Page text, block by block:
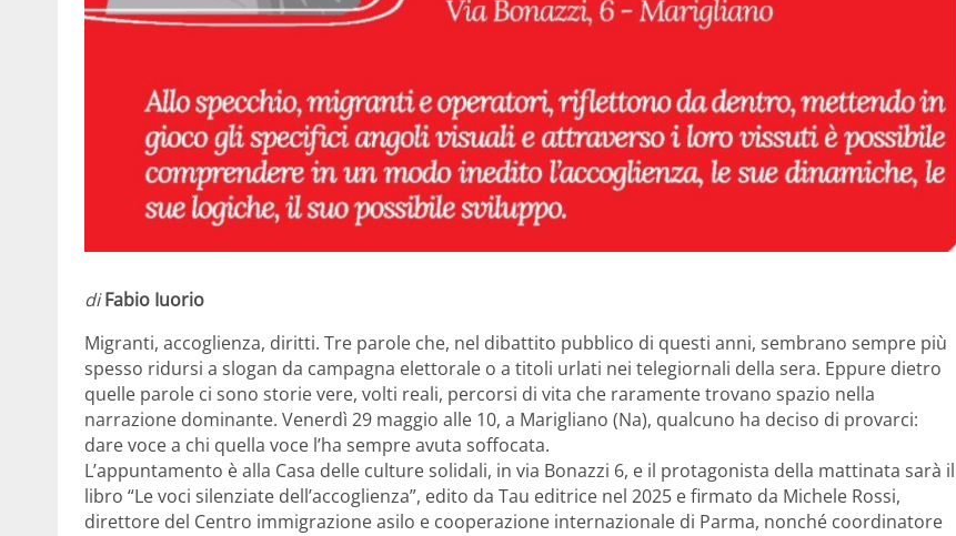
di Fabio Iuorio
Migranti, accoglienza, diritti. Tre parole che, nel dibattito pubblico di questi anni, sembrano sempre più
spesso ridursi a slogan da campagna elettorale o a titoli urlati nei telegiornali della sera. Eppure dietro
quelle parole ci sono storie vere, volti reali, percorsi di vita che raramente trovano spazio nella
narrazione dominante. Venerdì 29 maggio alle 10, a Marigliano (Na), qualcuno ha deciso di provarci:
dare voce a chi quella voce l’ha sempre avuta soffocata.
L’appuntamento è alla Casa delle culture solidali, in via Bonazzi 6, e il protagonista della mattinata sarà il
libro “Le voci silenziate dell’accoglienza”, edito da Tau editrice nel 2025 e firmato da Michele Rossi,
direttore del Centro immigrazione asilo e cooperazione internazionale di Parma, nonché coordinatore